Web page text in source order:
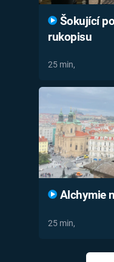
Šokující
rukopisu
25 min,
Alchymie
25 min,